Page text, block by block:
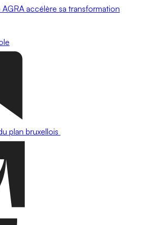
accélère sa transformation
plan bruxellois